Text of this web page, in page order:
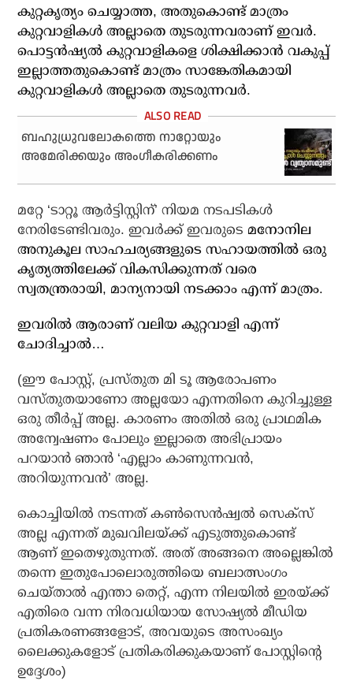
കുറ്റകൃത്യം ചെയ്യാത്ത, അതുകൊണ്ട് മാത്രം
കുറ്റവാളികള്‍ അല്ലാതെ തുടരുന്നവരാണ് ഇവര്‍.
പൊട്ടന്‍ഷ്യല്‍ കുറ്റവാളികളെ ശിക്ഷിക്കാന്‍ വകുപ്പ്
ഇല്ലാത്തതുകൊണ്ട് മാത്രം സാങ്കേതികമായി
കുറ്റവാളികള്‍ അല്ലാതെ തുടരുന്നവര്‍.
ബഹുധ്രുവലോകത്തെ നാറ്റോയും
അമേരിക്കയും അംഗീകരിക്കണം
മറ്റേ ‘ടാറ്റൂ ആര്‍ട്ടിസ്റ്റിന്’ നിയമ നടപടികള്‍
നേരിടേണ്ടിവരും. ഇവര്‍ക്ക് ഇവരുടെ മനോനില
അനുകൂല സാഹചര്യങ്ങളുടെ സഹായത്തില്‍ ഒരു
കൃത്യത്തിലേക്ക് വികസിക്കുന്നത് വരെ
സ്വതന്ത്രരായി, മാന്യനായി നടക്കാം എന്ന് മാത്രം.
ഇവരില്‍ ആരാണ് വലിയ കുറ്റവാളി എന്ന്
ചോദിച്ചാല്‍…
(ഈ പോസ്റ്റ്, പ്രസ്തുത മി ടൂ ആരോപണം
വസ്തുതയാണോ അല്ലയോ എന്നതിനെ കുറിച്ചുള്ള
ഒരു തീര്‍പ്പ് അല്ല. കാരണം അതില്‍ ഒരു പ്രാഥമിക
അന്വേഷണം പോലും ഇല്ലാതെ അഭിപ്രായം
പറയാന്‍ ഞാന്‍ ‘എല്ലാം കാണുന്നവന്‍,
അറിയുന്നവന്‍’ അല്ല.
കൊച്ചിയില്‍ നടന്നത് കണ്‍സെന്‍ഷ്വല്‍ സെക്‌സ്
അല്ല എന്നത് മുഖവിലയ്ക്ക് എടുത്തുകൊണ്ട്
ആണ് ഇതെഴുതുന്നത്. അത് അങ്ങനെ അല്ലെങ്കില്‍
തന്നെ ഇതുപോലൊരുത്തിയെ ബലാത്സംഗം
ചെയ്താല്‍ എന്താ തെറ്റ്, എന്ന നിലയില്‍ ഇരയ്ക്ക്
എതിരെ വന്ന നിരവധിയായ സോഷ്യല്‍ മീഡിയ
പ്രതികരണങ്ങളോട്, അവയുടെ അസംഖ്യം
ലൈക്കുകളോട് പ്രതികരിക്കുകയാണ് പോസ്റ്റിന്റെ
ഉദ്ദേശം)